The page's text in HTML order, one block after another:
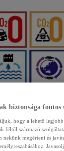
biztonsága fontos
hogy a lehető
féltől származó
nekünk megérteni és